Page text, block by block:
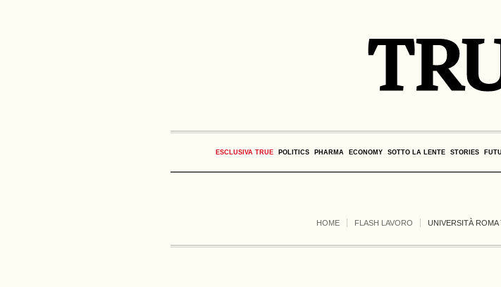
ESCLUSIVA TRUE POLITICS PHARMA ECONOMY SOTTO LA LENTE STORIES
HOME FLASH LAVORO UNIVERSITÀ ROMA